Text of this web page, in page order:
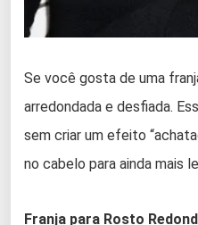
Se você gosta de uma
arredondada e desfiada.
sem criar um efeito
no cabelo para ainda mais
Franja para Rosto